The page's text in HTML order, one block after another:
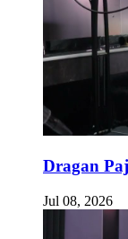
Dragan
Jul 08, 2026